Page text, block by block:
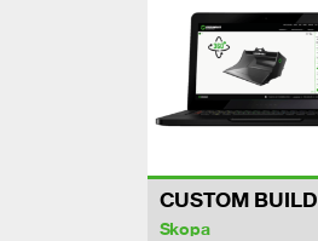
CUSTOM BUILD
Skopa